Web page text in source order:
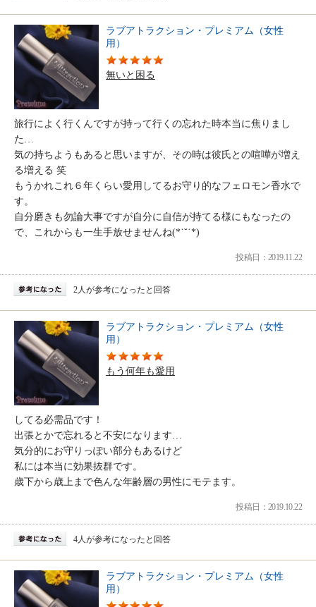
ラブアトラクション・プレミアム（女性
用）
無いと困る
旅行によく行くんですが持って行くの忘れた時本当に焦りまし
た…
気の持ちようもあると思いますが、その時は彼氏との喧嘩が増え
る増える 笑
もうかれこれ６年くらい愛用してるお守り的なフェロモン香水で
す。
自分磨きも勿論大事ですが自分に自信が持てる様にもなったの
で、これからも一生手放せませんね(*˙˘˙*)
投稿日：2019.11.22
2人が参考になったと回答
ラブアトラクション・プレミアム（女性
用）
もう何年も愛用
してる必需品です！
出張とかで忘れると不安になります…
気分的にお守りっぽい部分もあるけど
私には本当に効果抜群です。
歳下から歳上まで色んな年齢層の男性にモテます。
投稿日：2019.10.22
4人が参考になったと回答
ラブアトラクション・プレミアム（女性
用）